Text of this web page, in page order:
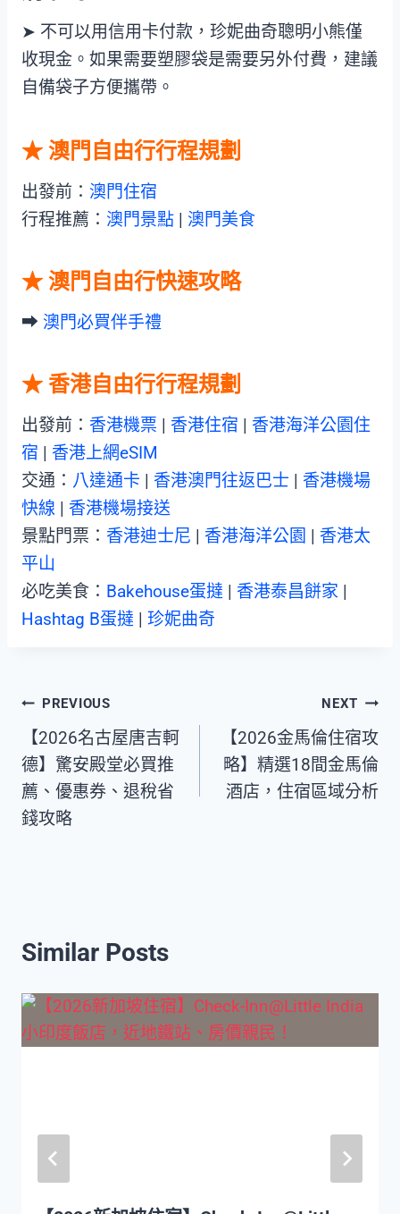
➤ 不可以用信用卡付款，珍妮曲奇聰明小熊僅
收現金。如果需要塑膠袋是需要另外付費，建議
自備袋子方便攜帶。
★ 澳門自由行行程規劃
出發前： 澳門住宿
行程推薦： 澳門景點 | 澳門美食
★ 澳門自由行快速攻略
➡︎ 澳門必買伴手禮
★ 香港自由行行程規劃
出發前： 香港機票 | 香港住宿 | 香港海洋公園住
宿 | 香港上網eSIM
交通： 八達通卡 | 香港澳門往返巴士 | 香港機場
快線 | 香港機場接送
景點門票： 香港迪士尼 | 香港海洋公園 | 香港太
平山
必吃美食： Bakehouse蛋撻 | 香港泰昌餅家 |
Hashtag B蛋撻 | 珍妮曲奇
Post
navigation
PREVIOUS
【2026名古屋唐吉軻
德】驚安殿堂必買推
薦、優惠券、退稅省
錢攻略
NEXT
【2026金馬倫住宿攻
略】精選18間金馬倫
酒店，住宿區域分析
Similar Posts